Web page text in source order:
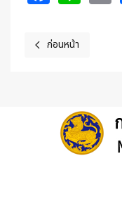
เนื้อหาก่อนหน้า: ร่วม
ก่อนหน้า